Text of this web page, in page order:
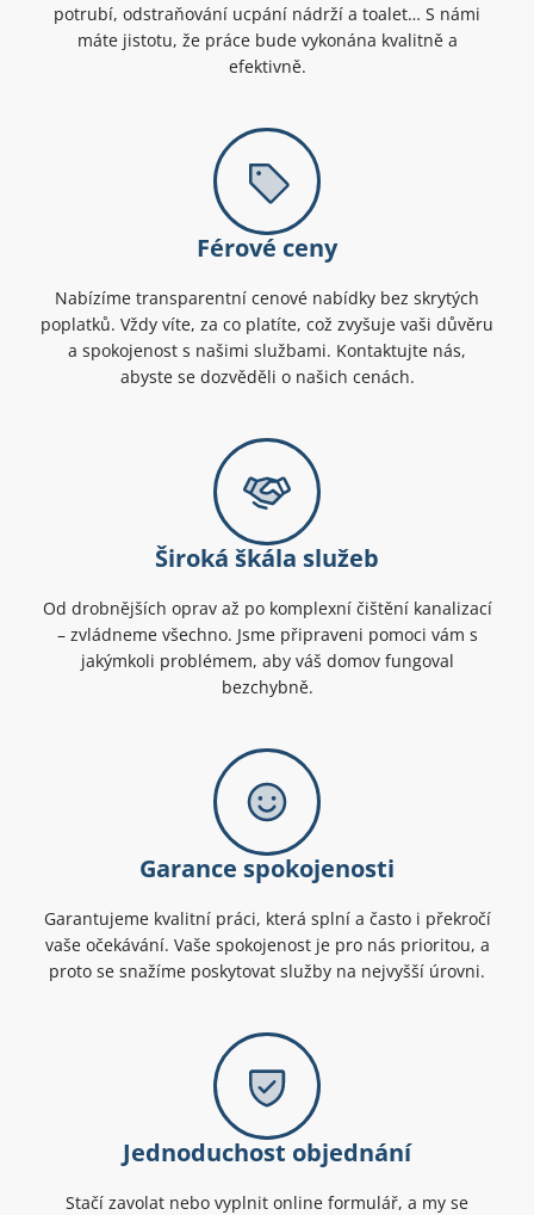
potrubí, odstraňování ucpání nádrží a toalet… S námi
máte jistotu, že práce bude vykonána kvalitně a
efektivně.
Férové ceny
Nabízíme transparentní cenové nabídky bez skrytých
poplatků. Vždy víte, za co platíte, což zvyšuje vaši důvěru
a spokojenost s našimi službami. Kontaktujte nás,
abyste se dozvěděli o našich cenách.
Široká škála služeb
Od drobnějších oprav až po komplexní čištění kanalizací
– zvládneme všechno. Jsme připraveni pomoci vám s
jakýmkoli problémem, aby váš domov fungoval
bezchybně.
Garance spokojenosti
Garantujeme kvalitní práci, která splní a často i překročí
vaše očekávání. Vaše spokojenost je pro nás prioritou, a
proto se snažíme poskytovat služby na nejvyšší úrovni.
Jednoduchost objednání
Stačí zavolat nebo vyplnit online formulář, a my se